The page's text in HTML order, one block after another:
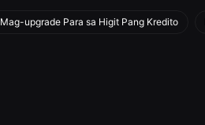
Mag-upgrade Para sa Higit Pang Kredito